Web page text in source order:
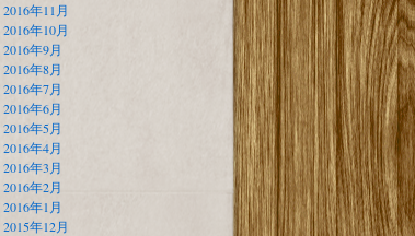
2016年11月
2016年10月
2016年9月
2016年8月
2016年7月
2016年6月
2016年5月
2016年4月
2016年3月
2016年2月
2016年1月
2015年12月